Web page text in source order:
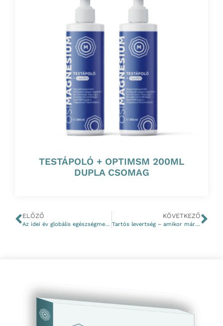
TESTÁPOLÓ + OPTIMSM 200ML
DUPLA CSOMAG
ELŐZŐ
Az idei év globális egészségmegőrző trendjei között az Ősi Magnézium testápolója
KÖVETKEZŐ
Tartós levertség – amikor már nem lehet a tavaszi fáradtságra fogni